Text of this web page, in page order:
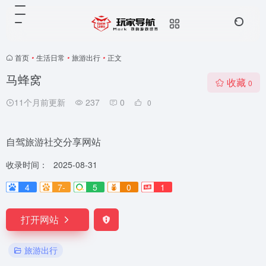
首页 • 生活日常 • 旅游出行 • 正文
马蜂窝
11个月前更新 237 0 0
收藏 0
自驾旅游社交分享网站
收录时间：
2025-08-31
4
7- 5 0 1
打开网站
旅游出行